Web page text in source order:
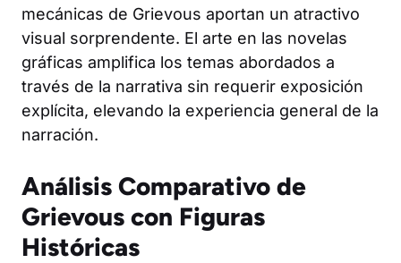
mecánicas de Grievous aportan un atractivo
visual sorprendente. El arte en las novelas
gráficas amplifica los temas abordados a
través de la narrativa sin requerir exposición
explícita, elevando la experiencia general de la
narración.
Análisis Comparativo de
Grievous con Figuras
Históricas